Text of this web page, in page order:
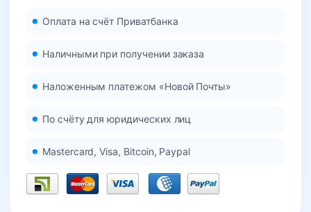
Оплата на счёт Приватбанка
Наличными при получении заказа
Наложенным платежом «Новой Почты»
По счёту для юридических лиц
Mastercard, Visa, Bitcoin, Paypal